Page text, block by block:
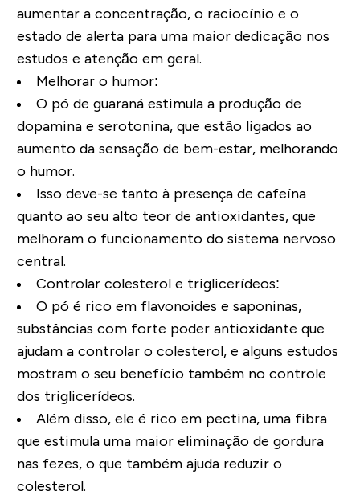
aumentar a concentração, o raciocínio e o
estado de alerta para uma maior dedicação nos
estudos e atenção em geral.
Melhorar o humor:
O pó de guaraná estimula a produção de
dopamina e serotonina, que estão ligados ao
aumento da sensação de bem-estar, melhorando
o humor.
Isso deve-se tanto à presença de cafeína
quanto ao seu alto teor de antioxidantes, que
melhoram o funcionamento do sistema nervoso
central.
Controlar colesterol e triglicerídeos:
O pó é rico em flavonoides e saponinas,
substâncias com forte poder antioxidante que
ajudam a controlar o colesterol, e alguns estudos
mostram o seu benefício também no controle
dos triglicerídeos.
Além disso, ele é rico em pectina, uma fibra
que estimula uma maior eliminação de gordura
nas fezes, o que também ajuda reduzir o
colesterol.